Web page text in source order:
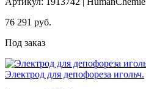
76 291 руб.
Под заказ
Электрод для депофореза игольч.